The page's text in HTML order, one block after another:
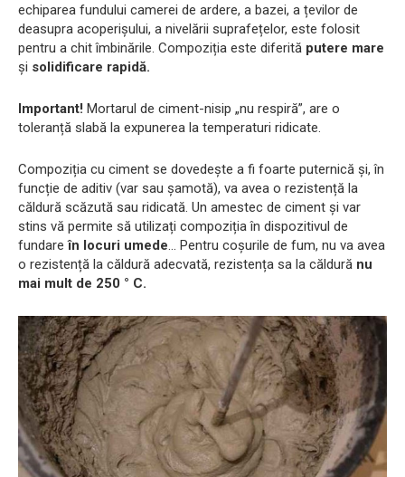
echiparea fundului camerei de ardere, a bazei, a țevilor de
deasupra acoperișului, a nivelării suprafețelor, este folosit
pentru a chit îmbinările. Compoziția este diferită putere mare
și solidificare rapidă.
Important! Mortarul de ciment-nisip „nu respiră”, are o
toleranță slabă la expunerea la temperaturi ridicate.
Compoziția cu ciment se dovedește a fi foarte puternică și, în
funcție de aditiv (var sau șamotă), va avea o rezistență la
căldură scăzută sau ridicată. Un amestec de ciment și var
stins vă permite să utilizați compoziția în dispozitivul de
fundareîn locuri umede... Pentru coșurile de fum, nu va avea
o rezistență la căldură adecvată, rezistența sa la căldură nu
mai mult de 250 ° C.